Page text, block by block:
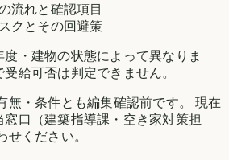
流れと確認項目
クとその回避策
・建物の状態によって異なりま
給可否は判定できません。
無・条件とも編集確認前です。 現在
窓口（建築指導課・空き家対策担
せください。